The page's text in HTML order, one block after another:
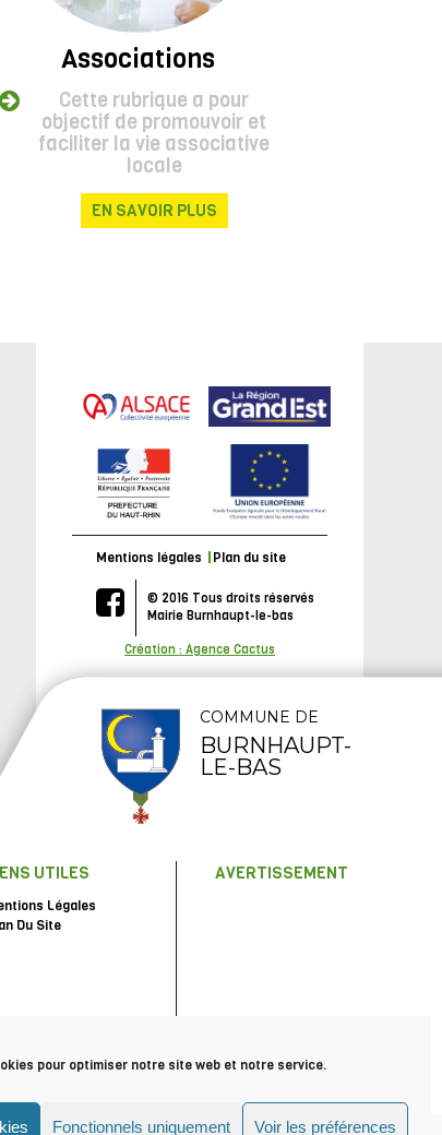
pour optimiser notre site web et notre service.
Fonctionnels uniquement Voir les préférences
Associations
Cette rubrique a pour
objectif de promouvoir et
faciliter la vie associative
locale
EN SAVOIR PLUS
Mentions légales Plan du site
© 2016 Tous droits réservés
Mairie Burnhaupt-le-bas
Création : Agence Cactus
COMMUNE DE
BURNHAUPT-
LE-BAS
UTILES
Légales
Du Site
AVERTISSEMENT